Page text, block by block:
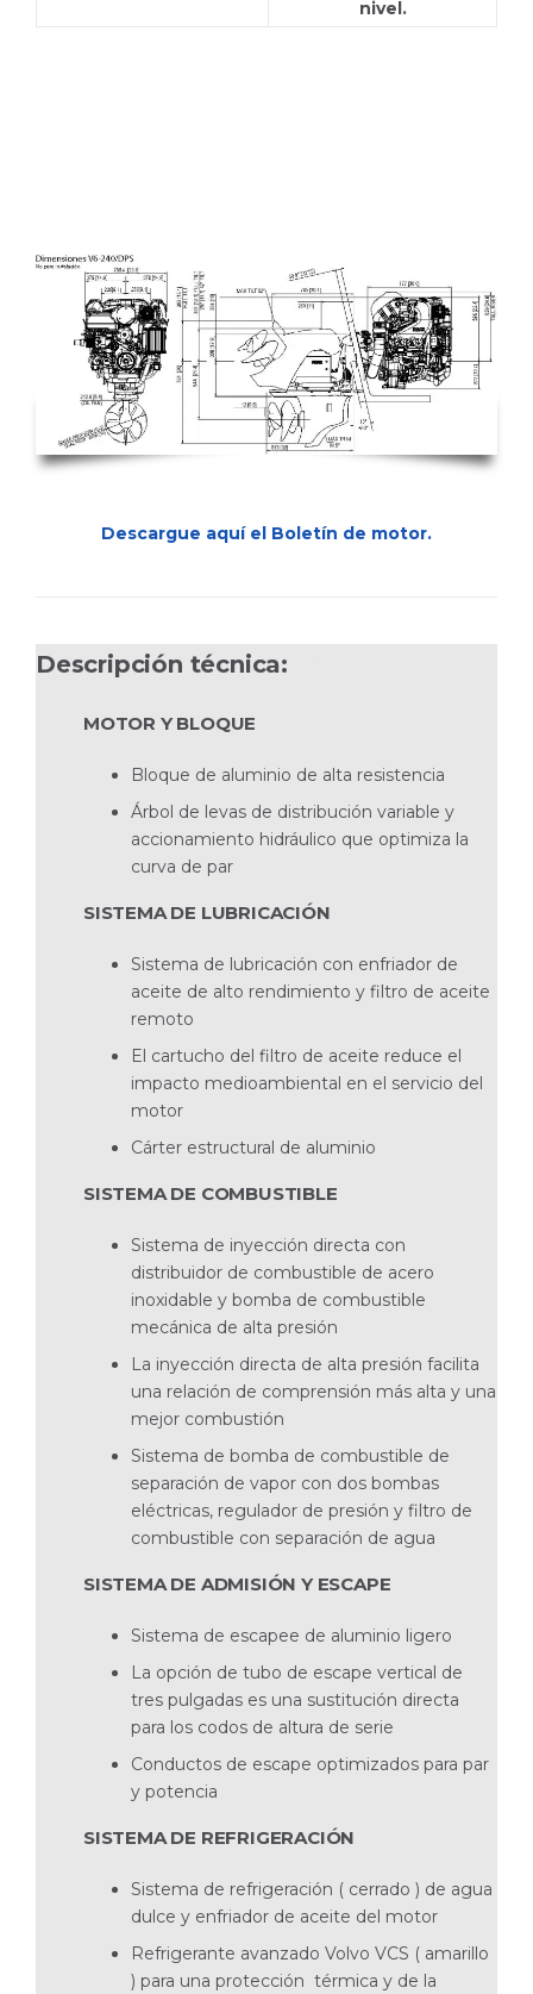
nivel.
Descargue aquí el Boletín de motor.
Descripción técnica:
MOTOR Y BLOQUE
Bloque de aluminio de alta resistencia
Árbol de levas de distribución variable y
accionamiento hidráulico que optimiza la
curva de par
SISTEMA DE LUBRICACIÓN
Sistema de lubricación con enfriador de
aceite de alto rendimiento y filtro de aceite
remoto
El cartucho del filtro de aceite reduce el
impacto medioambiental en el servicio del
motor
Cárter estructural de aluminio
SISTEMA DE COMBUSTIBLE
Sistema de inyección directa con
distribuidor de combustible de acero
inoxidable y bomba de combustible
mecánica de alta presión
La inyección directa de alta presión facilita
una relación de comprensión más alta y una
mejor combustión
Sistema de bomba de combustible de
separación de vapor con dos bombas
eléctricas, regulador de presión y filtro de
combustible con separación de agua
SISTEMA DE ADMISIÓN Y ESCAPE
Sistema de escapee de aluminio ligero
La opción de tubo de escape vertical de
tres pulgadas es una sustitución directa
para los codos de altura de serie
Conductos de escape optimizados para par
y potencia
SISTEMA DE REFRIGERACIÓN
Sistema de refrigeración ( cerrado ) de agua
dulce y enfriador de aceite del motor
Refrigerante avanzado Volvo VCS ( amarillo
) para una protección térmica y de la